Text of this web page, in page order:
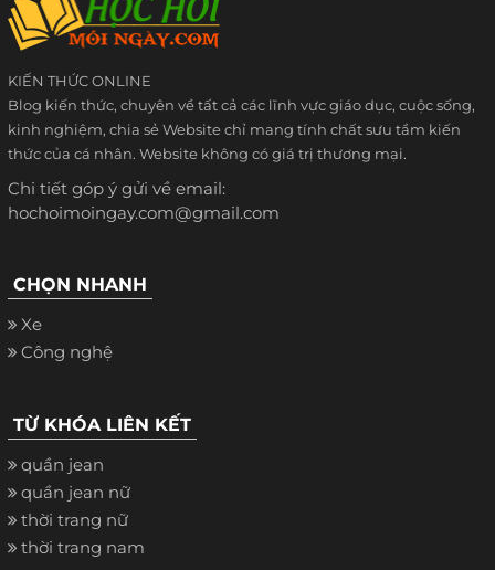
KIẾN THỨC ONLINE
Blog kiến thức, chuyên về tất cả các lĩnh vực giáo dục, cuộc sống,
kinh nghiệm, chia sẻ Website chỉ mang tính chất sưu tầm kiến
thức của cá nhân. Website không có giá trị thương mại.
Chi tiết góp ý gửi về email:
hochoimoingay.com@gmail.com
CHỌN NHANH
Xe
Công nghệ
TỪ KHÓA LIÊN KẾT
quần jean
quần jean nữ
thời trang nữ
thời trang nam